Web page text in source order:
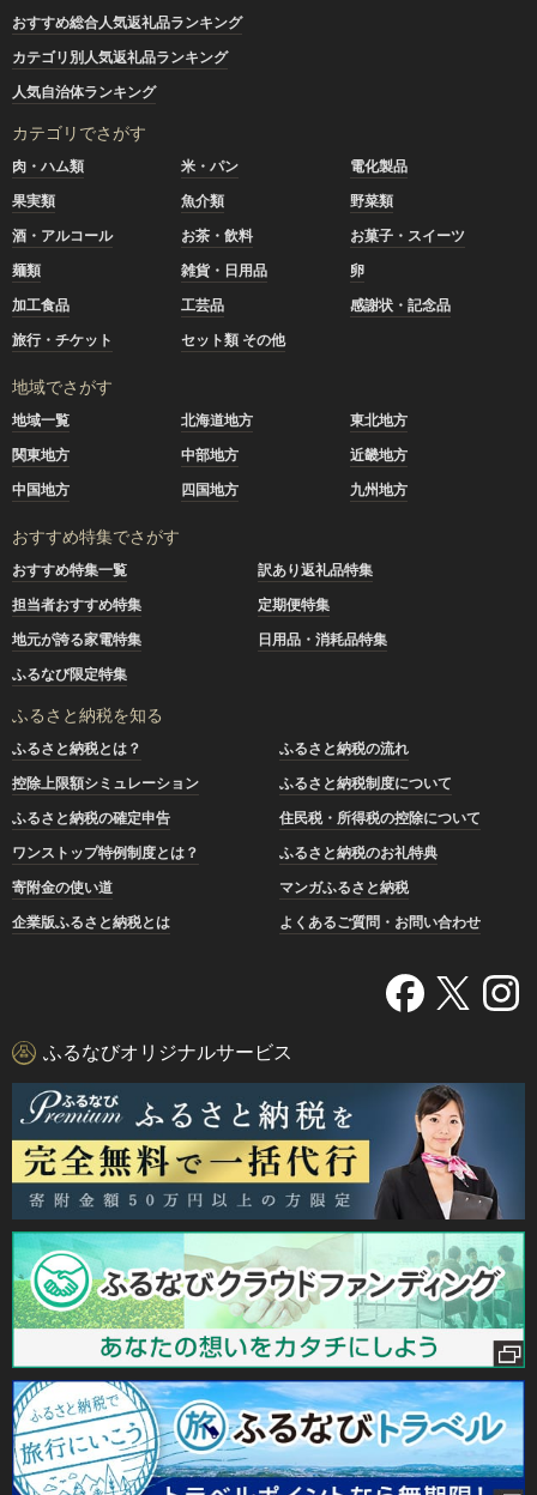
おすすめ総合人気返礼品ランキング
カテゴリ別人気返礼品ランキング
人気自治体ランキング
カテゴリでさがす
肉・ハム類 米・パン
電化製品
果実類
魚介類
野菜類
酒・アルコール
お茶・飲料
お菓子・スイーツ
麺類
雑貨・日用品
卵
加工食品
工芸品
感謝状・記念品
旅行・チケット
セット類 その他
地域でさがす
地域一覧 北海道地方
東北地方
関東地方
中部地方
近畿地方
中国地方
四国地方 九州地方
おすすめ特集でさがす
おすすめ特集一覧
訳あり返礼品特集
担当者おすすめ特集
定期便特集
地元が誇る家電特集
日用品・消耗品特集
ふるなび限定特集
ふるさと納税を知る
ふるさと納税とは？
ふるさと納税の流れ
控除上限額シミュレーション
ふるさと納税制度について
ふるさと納税の確定申告
住民税・所得税の控除について
ワンストップ特例制度とは？
ふるさと納税のお礼特典
寄附金の使い道
マンガふるさと納税
企業版ふるさと納税とは
よくあるご質問・お問い合わせ
ふるなびオリジナルサービス